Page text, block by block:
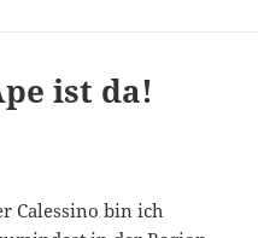
ist da!
Calessino bin ich